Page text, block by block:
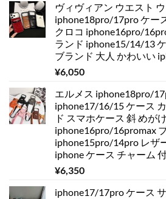
ヴィヴィアン ウエスト
iphone18pro/17pro ケー
クロコ iphone16pro/
ランド iphone15/14/13
ブランド 大人 かわいい
¥6,050
エルメス iphone18pro/
iphone17/16/15 ケース
ド スマホケース 斜 めがけ
iphone16pro/16promax
iphone15pro/14pro レザ
iphone ケース チャーム
¥6,350
iphone17/17pro ケース